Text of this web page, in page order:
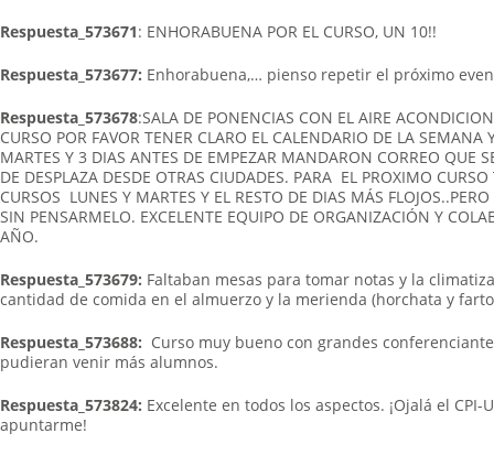
Respuesta_573671: ENHORABUENA POR EL CURSO, UN 10!!
Respuesta_573677: Enhorabuena,… pienso repetir el próximo
Respuesta_573678:SALA DE PONENCIAS CON EL AIRE
CURSO POR FAVOR TENER CLARO EL CALENDARIO DE LA
MARTES Y 3 DIAS ANTES DE EMPEZAR MANDARON CORREO QUE
DE DESPLAZA DESDE OTRAS CIUDADES. PARA EL PROXIMO
CURSOS LUNES Y MARTES Y EL RESTO DE DIAS MÁS
SIN PENSARMELO. EXCELENTE EQUIPO DE ORGANIZACIÓN Y
AÑO.
Respuesta_573679: Faltaban mesas para tomar notas y la
cantidad de comida en el almuerzo y la merienda (horchata y
Respuesta_573688: Curso muy bueno con grandes
pudieran venir más alumnos.
Respuesta_573824: Excelente en todos los aspectos. ¡Ojalá el CPI-
apuntarme!